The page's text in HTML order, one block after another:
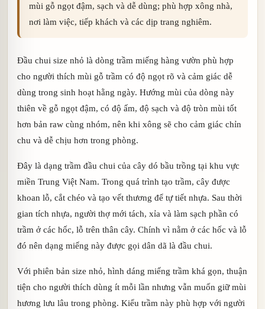
mùi gỗ ngọt đậm, sạch và dễ dùng; phù hợp xông nhà,
nơi làm việc, tiếp khách và các dịp trang nghiêm.
Đầu chui size nhỏ là dòng trầm miếng hàng vườn phù hợp
cho người thích mùi gỗ trầm có độ ngọt rõ và cảm giác dễ
dùng trong sinh hoạt hằng ngày. Hướng mùi của dòng này
thiên về gỗ ngọt đậm, có độ ấm, độ sạch và độ tròn mùi tốt
hơn bản raw cùng nhóm, nên khi xông sẽ cho cảm giác chỉn
chu và dễ chịu hơn trong phòng.
Đây là dạng trầm đầu chui của cây dó bầu trồng tại khu vực
miền Trung Việt Nam. Trong quá trình tạo trầm, cây được
khoan lỗ, cắt chéo và tạo vết thương để tự tiết nhựa. Sau thời
gian tích nhựa, người thợ mới tách, xỉa và làm sạch phần có
trầm ở các hốc, lỗ trên thân cây. Chính vì nằm ở các hốc và lỗ
đó nên dạng miếng này được gọi dân dã là đầu chui.
Với phiên bản size nhỏ, hình dáng miếng trầm khá gọn, thuận
tiện cho người thích dùng ít mỗi lần nhưng vẫn muốn giữ mùi
hương lưu lâu trong phòng. Kiểu trầm này phù hợp với người